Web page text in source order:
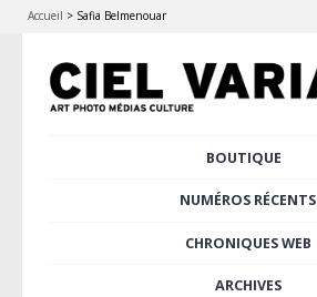
Accueil > Safia Belmenouar
BOUTIQUE
NUMÉROS RÉCENTS
CHRONIQUES WEB
ARCHIVES